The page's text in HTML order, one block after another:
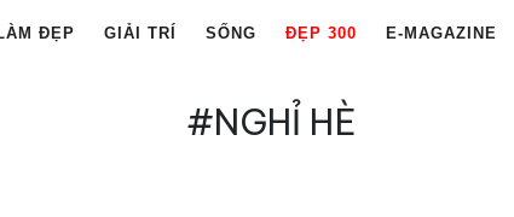
ĐẸP GIẢI TRÍ SỐNG ĐẸP 300 E-MAGAZINE
#NGHỈ HÈ